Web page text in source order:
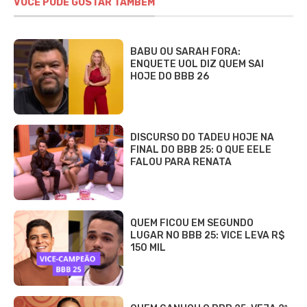
VOCÊ PODE GOSTAR TAMBÉM
BABU OU SARAH FORA:
ENQUETE UOL DIZ QUEM SAI
HOJE DO BBB 26
DISCURSO DO TADEU HOJE NA
FINAL DO BBB 25: O QUE EELE
FALOU PARA RENATA
QUEM FICOU EM SEGUNDO
LUGAR NO BBB 25: VICE LEVA R$
150 MIL